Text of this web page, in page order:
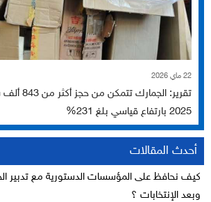
22 ماي 2026
تقرير:
2025 بارتفاع قياسي بلغ 231%
أحدث المقالات
كيف نحافظ على المؤسسات الدستورية مع تدبير
وبعد الإنتخابات ؟